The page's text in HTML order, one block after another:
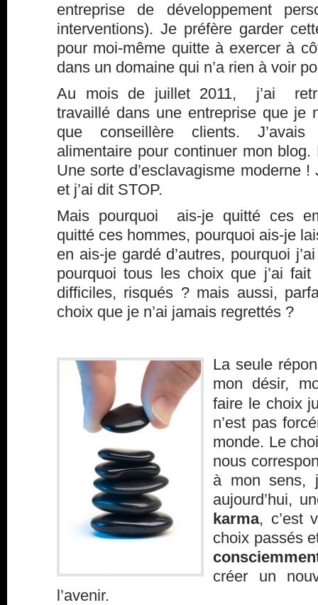
entreprise de développement
interventions). Je préfère garder
pour moi-même quitte à exercer à
dans un domaine qui n’a rien à voir
Au mois de juillet 2011, j’ai
travaillé dans une entreprise que je
que conseillère clients.
alimentaire pour continuer mon
Une sorte d’esclavagisme moderne !
et j’ai dit STOP.
Mais pourquoi ais-je quitté ces
quitté ces hommes, pourquoi ais-je
en ais-je gardé d’autres, pourquoi
pourquoi tous les choix que j’ai
difficiles, risqués ? mais aussi,
choix que je n’ai jamais regrettés ?
La seule
mon désir,
faire le choix
n’est pas
monde. Le
nous
à mon sens,
aujourd’hui,
karma, c’est
choix passés
créer un
l’avenir.